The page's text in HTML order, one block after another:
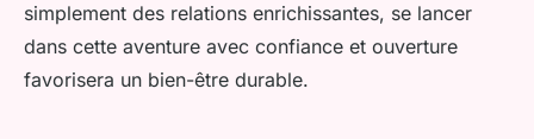
simplement des relations enrichissantes, se lancer
dans cette aventure avec confiance et ouverture
favorisera un bien-être durable.